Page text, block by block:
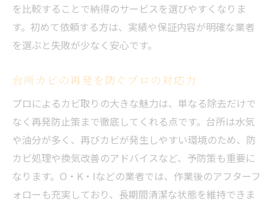
を比較することで納得のサービスを選びやすくなりま
す。初めて依頼する方は、実績や保証内容が明確な業者
を選ぶと失敗が少なく安心です。
台所カビの再発を防ぐプロの対応力
プロによるカビ取りの大きな魅力は、単なる除去だけで
なく再発防止策まで徹底してくれる点です。台所は水気
や油分が多く、再びカビが発生しやすい環境のため、防
カビ処理や換気改善のアドバイスなど、予防策も重要に
なります。O・K・Iなどの業者では、作業後のアフターフ
ォローも充実しており、長期間清潔な状態を維持できま